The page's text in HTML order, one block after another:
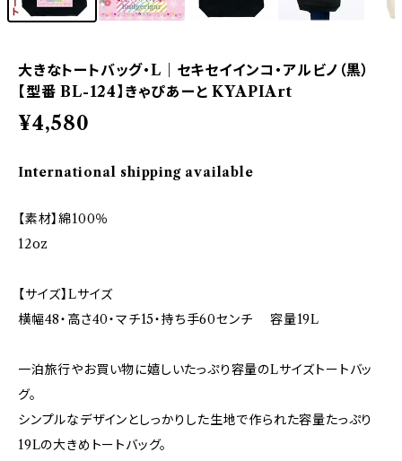
大きなトートバッグ・L｜セキセイインコ・アルビノ（黒）
【型番 BL-124】きゃぴあーと KYAPIArt
¥4,580
International shipping available
【素材】綿100％
12oz
【サイズ】Lサイズ
横幅48・高さ40・マチ15・持ち手60センチ 容量19L
一泊旅行やお買い物に嬉しいたっぷり容量のLサイズトートバッ
グ。
シンプルなデザインとしっかりした生地で作られた容量たっぷり
19Lの大きめトートバッグ。